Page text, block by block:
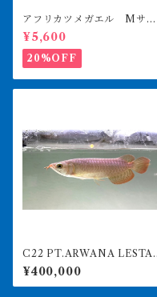
アフリカツメガエル Mサイ
ズ 100匹
¥5,600
20%OFF
C22 PT.ARWANA LESTARI
最高峰紅龍 アブソリュートレ
ッド 21㎝前後 260-00515
7
¥400,000